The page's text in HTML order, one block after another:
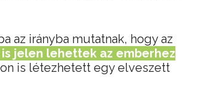
az irányba mutatnak, hogy az
is jelen lehettek az emberhez
is létezhetett egy elveszett